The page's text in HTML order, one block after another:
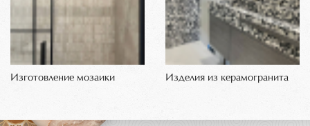
Изготовление мозаики Изделия из керамогранита